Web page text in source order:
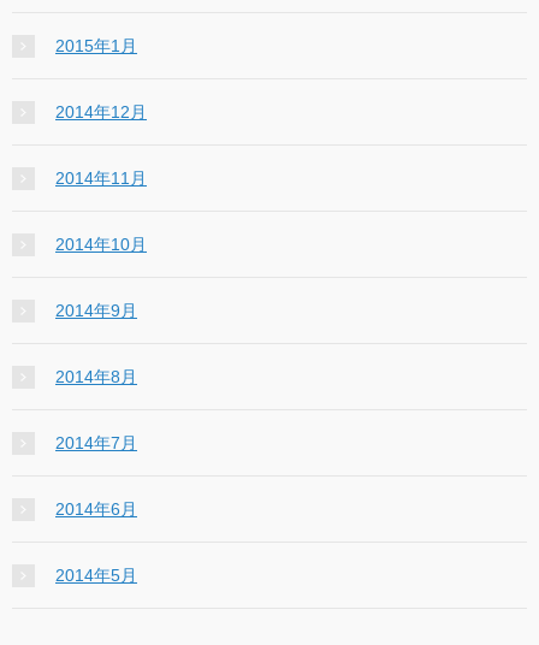
2015年1月
2014年12月
2014年11月
2014年10月
2014年9月
2014年8月
2014年7月
2014年6月
2014年5月